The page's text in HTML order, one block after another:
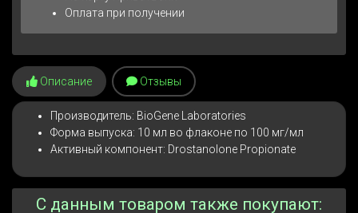
Оплата при получении
Описание Отзывы
Производитель: BioGene Laboratories
Форма выпуска: 10 мл во флаконе по 100 мг/мл
Активный компонент: Drostanolone Propionate
С данным товаром также покупают: